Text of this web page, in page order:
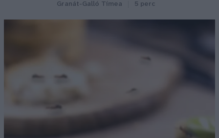
Granát-Galló Tímea 5 perc